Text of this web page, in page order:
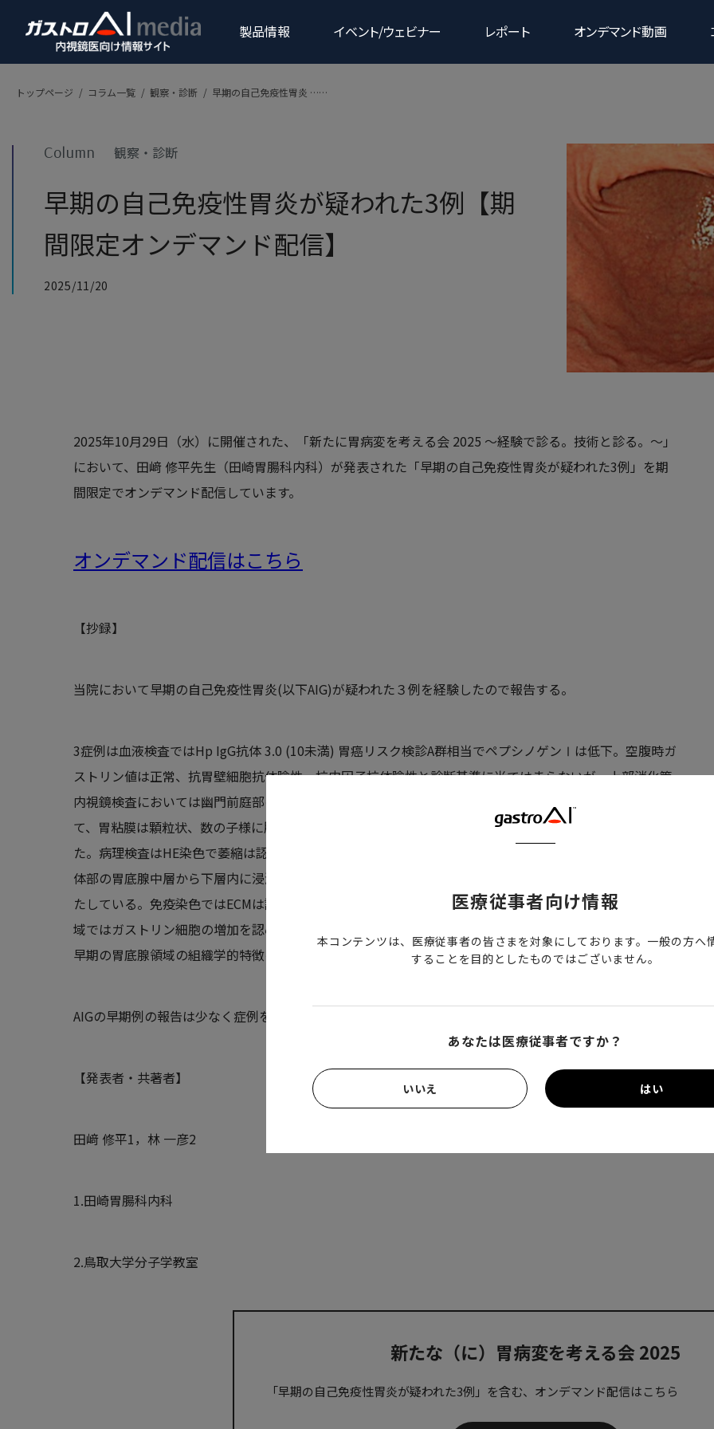
Products
製品情報 イベント/ウェビナー レポート オンデマンド動画
トップページ / コラム一覧 / 観察・診断 / 早期の自己免疫性胃炎 ……
Column 観察・診断
早期の自己免疫性胃炎が疑われた3例【期
間限定オンデマンド配信】
2025/11/20
2025年10月29日（水）に開催された、「新たに胃病変を考える会 2025 ～経験で診る。技術と診る。～」
において、 田﨑 修平先生（田崎胃腸科内科）が発表された「早期の自己免疫性胃炎が疑われた3例 」を期
間限定でオンデマンド配信しています。
オンデマンド配信はこちら
【抄録】
当院において早期の自己免疫性胃炎(以下AIG)が疑われた３例を経験したので報告する。
3症例は血液検査ではHp IgG抗体 3.0 (10未満) 胃癌リスク検診A群相当でペプシノゲンⅠは低下。空腹時ガ
ストリン値は正常、抗胃壁細胞抗体陰性、抗内因子抗体陰性と診断基準に当てはまらないが、上部消化管
内視鏡検査においては幽門前庭部の萎縮はなく、胃体部はRACを認めず、インジゴカルミン色素散布に
て、胃粘膜は顆粒状、数の子様に腫大した胃小区と竹の節状所見を示し、早期のAIGが疑われる所見を認め
た。病理検査はHE染色で萎縮は認めないが、表層部より固有胃腺の胃底腺領域でリンパ球浸潤が強く、胃
体部の胃底腺中層から下層内に浸潤するリンパ球 の一部は胃底腺上皮を傷害して壁細胞の変性や変形をき
たしている。免疫染色ではECMは認めないが、神経内分泌細胞（ECL細胞）の増加を認め、前庭部中層領
域ではガストリン細胞の増加を認め、早期のAIGの所見と合致した。AIGの診断基準に関する附置研究会の
早期の胃底腺領域の組織学的特徴を満たしていた。
AIGの早期例の報告は少なく症例を蓄積する上で臨床的意義があると考え報告する。
【発表者・共著者】
田﨑 修平1，林 一彦2
1.田崎胃腸科内科
2.鳥取大学分子学教室
新たな（に）胃病変を考える会 2025
「早期の自己免疫性胃炎が疑われた3例」を含む、オンデマンド配信はこちら
医療従事者向け情報
本コンテンツは、医療従事者の皆さまを対象にしております。一般の方へ
することを目的としたものではございません。
あなたは医療従事者ですか？
いいえ はい